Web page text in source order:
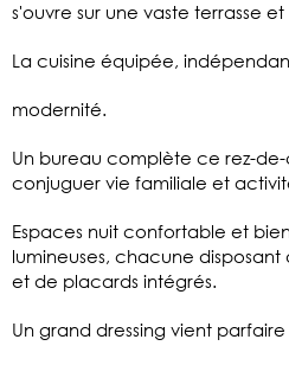
s'ouvre sur une vaste terrasse
La cuisine équipée,
modernité.
Un bureau complète ce rez-
conjuguer vie familiale et
Espaces nuit confortable et
lumineuses, chacune
et de placards intégrés.
Un grand dressing vient